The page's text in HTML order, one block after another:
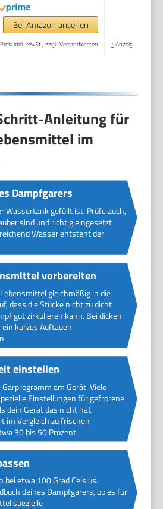
Meeresfrüchten,
Suppen, Eintöpfen
Bei Amazon ansehen
Preis inkl. MwSt., zzgl. Versandkosten * Anzeige
Anleitung für
im
Dampfgarers
Wassertank gefüllt ist. Prüfe auch,
sind und richtig eingesetzt
Wasser entsteht der
vorbereiten
gleichmäßig in die
dass die Stücke nicht zu dicht
gut zirkulieren kann. Bei dicken
kurzes Auftauen
einstellen
am Gerät. Viele
Einstellungen für gefrorene
dein Gerät das nicht hat,
im Vergleich zu frischen
30 bis 50 Prozent.
bei etwa 100 Grad Celsius.
deines Dampfgarers, ob es für
spezielle